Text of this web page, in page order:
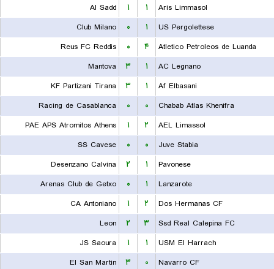
Aris Limmasol
۱ ۱
Al Sadd
US Pergolettese
۱ ۰
Club Milano
Atletico Petroleos de Luanda
۴ ۰
Reus FC Reddis
AC Legnano
۱ ۳
Mantova
Af Elbasani
۱ ۳
KF Partizani Tirana
Chabab Atlas Khenifra
۰ ۰
Racing de Casablanca
AEL Limassol
۲ ۱
PAE APS Atromitos Athens
Juve Stabia
۰ ۰
SS Cavese
Pavonese
۱ ۲
Desenzano Calvina
Lanzarote
۱ ۰
Arenas Club de Getxo
Dos Hermanas CF
۲ ۱
CA Antoniano
Ssd Real Calepina FC
۳ ۲
Leon
USM El Harrach
۱ ۱
JS Saoura
Navarro CF
۰ ۳
El San Martin